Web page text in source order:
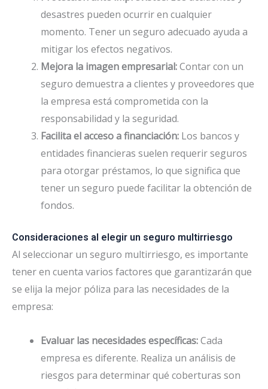
desastres pueden ocurrir en cualquier
momento. Tener un seguro adecuado ayuda a
mitigar los efectos negativos.
Mejora la imagen empresarial:Contar con un
seguro demuestra a clientes y proveedores que
la empresa está comprometida con la
responsabilidad y la seguridad.
Facilita el acceso a financiación: Los bancos y
entidades financieras suelen requerir seguros
para otorgar préstamos, lo que significa que
tener un seguro puede facilitar la obtención de
fondos.
Consideraciones al elegir un seguro multirriesgo
Al seleccionar un seguro multirriesgo, es importante
tener en cuenta varios factores que garantizarán que
se elija la mejor póliza para las necesidades de la
empresa:
Evaluar las necesidades específicas:Cada
empresa es diferente. Realiza un análisis de
riesgos para determinar qué coberturas son